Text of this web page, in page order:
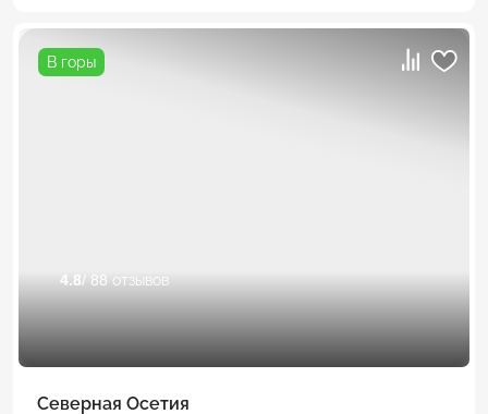
В горы
4.8/ 88 отзывов
Северная Осетия